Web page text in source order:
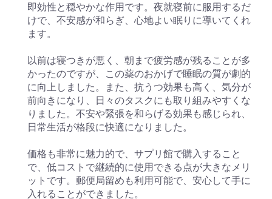
即効性と穏やかな作用です。夜就寝前に服用するだ
けで、不安感が和らぎ、心地よい眠りに導いてくれ
ます。
以前は寝つきが悪く、朝まで疲労感が残ることが多
かったのですが、この薬のおかげで睡眠の質が劇的
に向上しました。また、抗うつ効果も高く、気分が
前向きになり、日々のタスクにも取り組みやすくな
りました。不安や緊張を和らげる効果も感じられ、
日常生活が格段に快適になりました。
価格も非常に魅力的で、サプリ館で購入すること
で、低コストで継続的に使用できる点が大きなメリ
ットです。郵便局留めも利用可能で、安心して手に
入れることができました。